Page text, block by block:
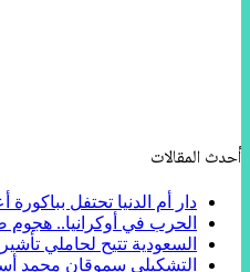
أحدث المقالات
دار أم الدنيا تحتفل بباكورة
الحرب في أوكرانيا.. هجوم
السعودية تتيح لحاملي
التشكيلي سموقان محمد